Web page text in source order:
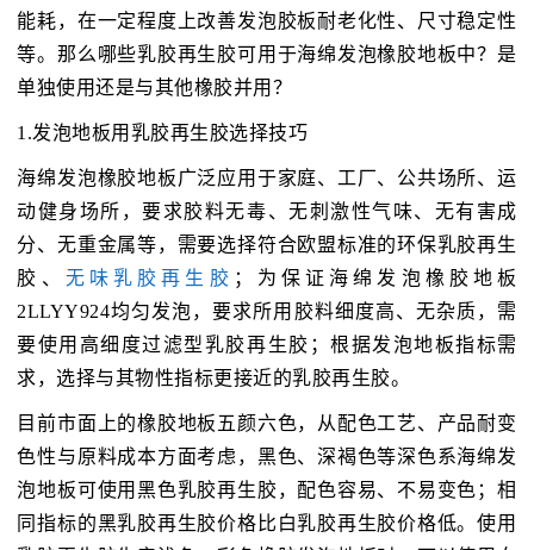
能耗，在一定程度上改善发泡胶板耐老化性、尺寸稳定性
等。那么哪些乳胶再生胶可用于海绵发泡橡胶地板中？是
单独使用还是与其他橡胶并用？
1.发泡地板用乳胶再生胶选择技巧
海绵发泡橡胶地板广泛应用于家庭、工厂、公共场所、运
动健身场所，要求胶料无毒、无刺激性气味、无有害成
分、无重金属等，需要选择符合欧盟标准的环保乳胶再生
胶、 无味乳胶再生胶 ；为保证海绵发泡橡胶地板
2LLYY924均匀发泡，要求所用胶料细度高、无杂质，需
要使用高细度过滤型乳胶再生胶；根据发泡地板指标需
求，选择与其物性指标更接近的乳胶再生胶。
目前市面上的橡胶地板五颜六色，从配色工艺、产品耐变
色性与原料成本方面考虑，黑色、深褐色等深色系海绵发
泡地板可使用黑色乳胶再生胶，配色容易、不易变色；相
同指标的黑乳胶再生胶价格比白乳胶再生胶价格低。使用